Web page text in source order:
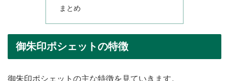
まとめ
御朱印ポシェットの特徴
御朱印ポシェットの主な特徴を見ていきます。